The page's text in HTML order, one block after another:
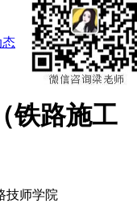
态
铁路施工
技师学院